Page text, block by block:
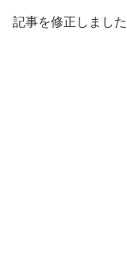
記事を修正しました